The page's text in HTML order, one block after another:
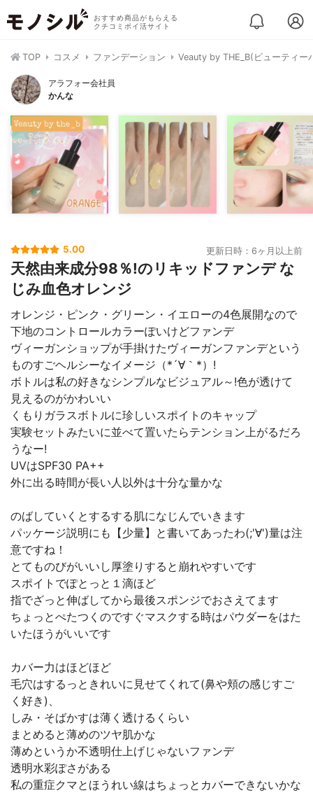
おすすめ商品がもらえる
クチコミポイ活サイト
TOP コスメ ファンデーション Veauty by THE_B(ビューティ
アラフォー会社員
かんな
5.00 更新日時：6ヶ月以上前
天然由来成分98％!のリキッドファンデ な
じみ血色オレンジ
オレンジ・ピンク・グリーン・イエローの4色展開なので
下地のコントロールカラーぽいけどファンデ
ヴィーガンショップが手掛けたヴィーガンファンデという
ものすごヘルシーなイメージ（*´∀｀*）!
ボトルは私の好きなシンプルなビジュアル～!色が透けて
見えるのがかわいい
くもりガラスボトルに珍しいスポイトのキャップ
実験セットみたいに並べて置いたらテンション上がるだろ
うなー!
UVはSPF30 PA++
外に出る時間が長い人以外は十分な量かな
のばしていくとするする肌になじんでいきます
パッケージ説明にも【少量】と書いてあったわ(;'∀')量は注
意ですね！
とてものびがいいし厚塗りすると崩れやすいです
スポイトでぽとっと１滴ほど
指でざっと伸ばしてから最後スポンジでおさえてます
ちょっとぺたつくのですぐマスクする時はパウダーをはた
いたほうがいいです
カバー力はほどほど
毛穴はするっときれいに見せてくれて(鼻や頬の感じすご
く好き)、
しみ・そばかすは薄く透けるくらい
まとめると薄めのツヤ肌かな
薄めというか不透明仕上げじゃないファンデ
透明水彩ぽさがある
私の重症クマとほうれい線はちょっとカバーできないかな